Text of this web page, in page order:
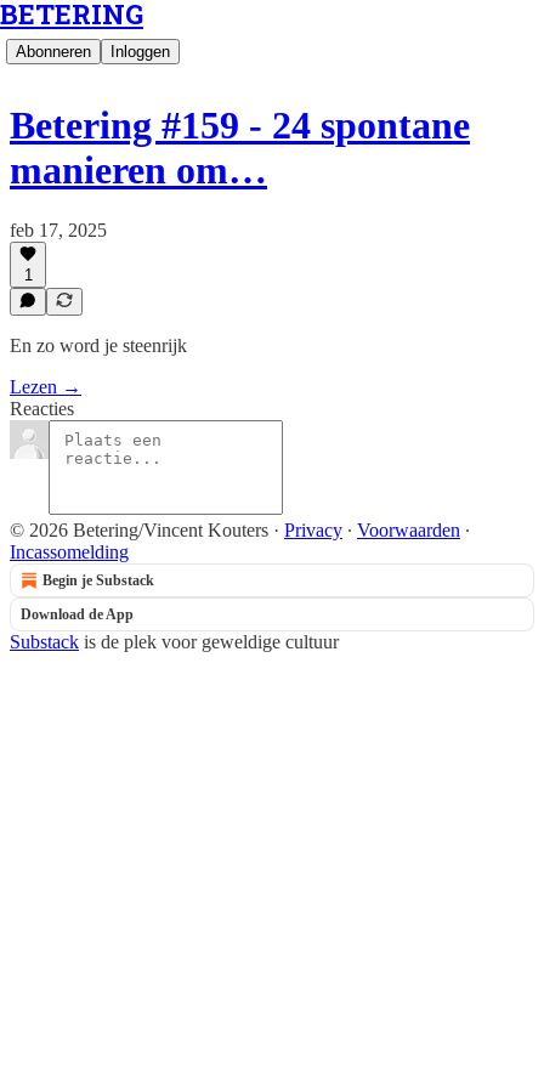
BETERING
Abonneren Inloggen
Betering #159 - 24 spontane
manieren om…
feb 17, 2025
1
En zo word je steenrijk
Lezen →
Reacties
© 2026 Betering/Vincent Kouters · Privacy ∙ Voorwaarden ∙
Incassomelding
Begin je Substack
Download de App
Substack is de plek voor geweldige cultuur